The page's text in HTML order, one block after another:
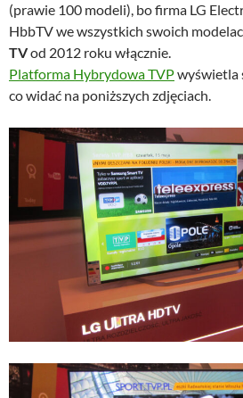
(prawie 100 modeli), bo firma LG
HbbTV we wszystkich swoich
TVod 2012 roku włącznie.
Platforma Hybrydowa TVPwyświetla
co widać na poniższych zdjęciach.